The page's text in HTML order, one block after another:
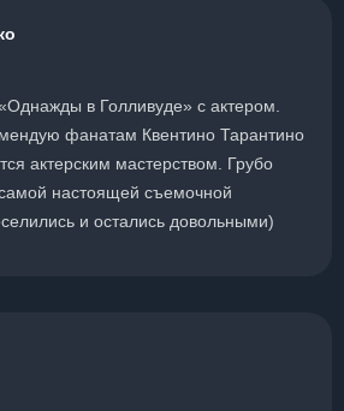
в Голливуде» с актером.
фанатам Квентино Тарантино
актерским мастерством. Грубо
настоящей съемочной
и остались довольными)